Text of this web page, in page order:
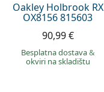
Oakley Holbrook RX
OX8156 815603
90,99 €
Besplatna dostava&
okviri na skladištu